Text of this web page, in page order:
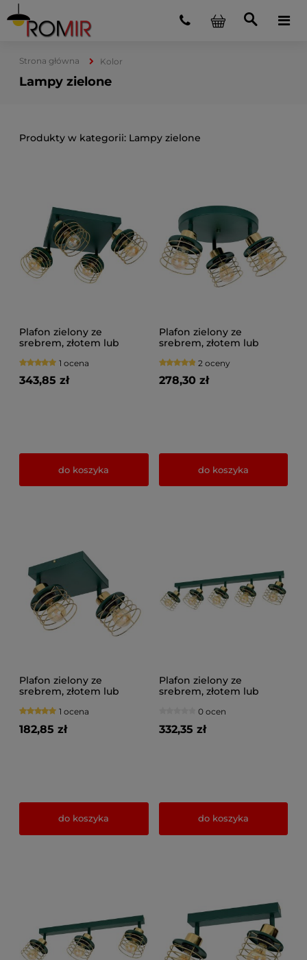
Strona główna Kolor
Lampy zielone
Lampy zielone
Plafon zielony ze
srebrem, złotem lub
na przegubach
1 ocena
343,85 zł
do koszyka
Plafon zielony ze
srebrem, złotem lub
na przegubach
2 oceny
278,30 zł
do koszyka
Plafon zielony ze
srebrem, złotem lub
na przegubach
1 ocena
182,85 zł
do koszyka
Plafon zielony ze
srebrem, złotem lub
na przegubach
0 ocen
332,35 zł
do koszyka